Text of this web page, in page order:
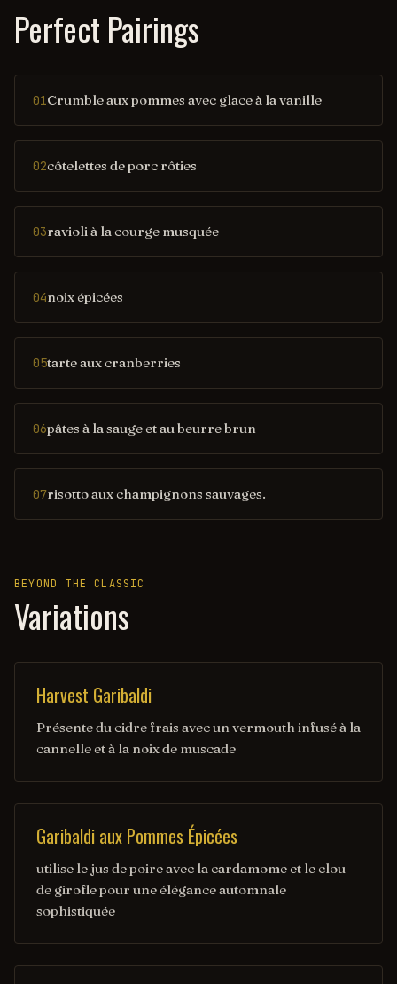
Perfect Pairings
01Crumble aux pommes avec glace à la vanille
02côtelettes de porc rôties
03ravioli à la courge musquée
04noix épicées
05tarte aux cranberries
06pâtes à la sauge et au beurre brun
07risotto aux champignons sauvages.
BEYOND THE CLASSIC
Variations
Harvest Garibaldi
Présente du cidre frais avec un vermouth infusé à la
cannelle et à la noix de muscade
Garibaldi aux Pommes Épicées
utilise le jus de poire avec la cardamome et le clou
de girofle pour une élégance automnale
sophistiquée